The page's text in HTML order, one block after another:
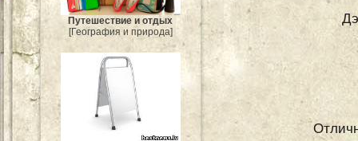
Путешествие и отдых
[География и природа]